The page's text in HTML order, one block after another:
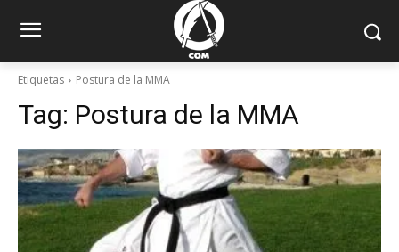
Etiquetas Postura de la MMA
Tag: Postura de la MMA